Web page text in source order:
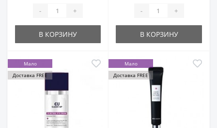
- +
В КОРЗИНУ
- +
В КОРЗИНУ
Мало
Доставка FREE
Мало
Доставка FREE